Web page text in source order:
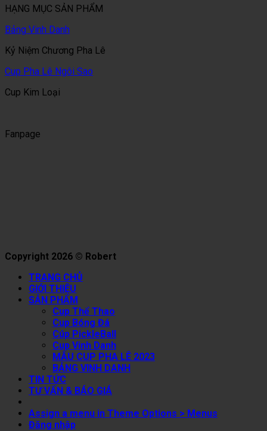
HẠNG MỤC SẢN PHẨM
Bảng Vinh Danh
Kỷ Niệm Chương Pha Lê
Cup Pha Lê Ngôi Sao
Cup Kim Loại
Fanpage
Copyright 2026 © Robert
TRANG CHỦ
GIỚI THIỆU
SẢN PHẨM
Cup Thể Thao
Cup Bóng Đá
Cúp PickleBall
Cup Vinh Danh
MẪU CUP PHA LÊ 2023
BẢNG VINH DANH
TIN TỨC
TƯ VẤN & BÁO GIÁ
Assign a menu in Theme Options > Menus
Đăng nhập